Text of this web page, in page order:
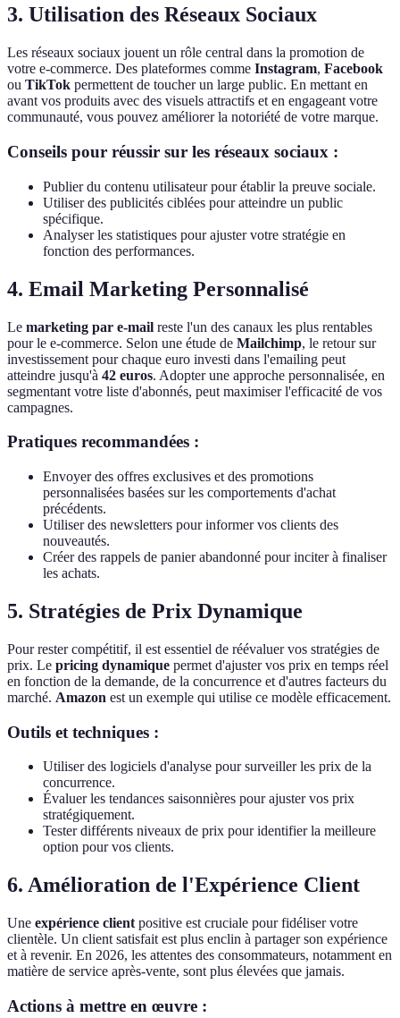
3. Utilisation des Réseaux Sociaux
Les réseaux sociaux jouent un rôle central dans la promotion de
votre e-commerce. Des plateformes comme Instagram, Facebook
ou TikTok permettent de toucher un large public. En mettant en
avant vos produits avec des visuels attractifs et en engageant votre
communauté, vous pouvez améliorer la notoriété de votre marque.
Conseils pour réussir sur les réseaux sociaux :
Publier du contenu utilisateur pour établir la preuve sociale.
Utiliser des publicités ciblées pour atteindre un public
spécifique.
Analyser les statistiques pour ajuster votre stratégie en
fonction des performances.
4. Email Marketing Personnalisé
Le marketing par e-mail reste l'un des canaux les plus rentables
pour le e-commerce. Selon une étude de Mailchimp, le retour sur
investissement pour chaque euro investi dans l'emailing peut
atteindre jusqu'à 42 euros. Adopter une approche personnalisée, en
segmentant votre liste d'abonnés, peut maximiser l'efficacité de vos
campagnes.
Pratiques recommandées :
Envoyer des offres exclusives et des promotions
personnalisées basées sur les comportements d'achat
précédents.
Utiliser des newsletters pour informer vos clients des
nouveautés.
Créer des rappels de panier abandonné pour inciter à finaliser
les achats.
5. Stratégies de Prix Dynamique
Pour rester compétitif, il est essentiel de réévaluer vos stratégies de
prix. Le pricing dynamique permet d'ajuster vos prix en temps réel
en fonction de la demande, de la concurrence et d'autres facteurs du
marché. Amazon est un exemple qui utilise ce modèle efficacement.
Outils et techniques :
Utiliser des logiciels d'analyse pour surveiller les prix de la
concurrence.
Évaluer les tendances saisonnières pour ajuster vos prix
stratégiquement.
Tester différents niveaux de prix pour identifier la meilleure
option pour vos clients.
6. Amélioration de l'Expérience Client
Une expérience client positive est cruciale pour fidéliser votre
clientèle. Un client satisfait est plus enclin à partager son expérience
et à revenir. En 2026, les attentes des consommateurs, notamment en
matière de service après-vente, sont plus élevées que jamais.
Actions à mettre en œuvre :